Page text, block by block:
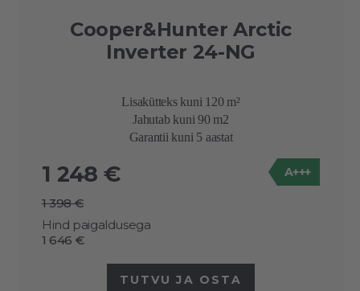
Cooper&Hunter Arctic
Inverter 24-NG
Lisakütteks kuni 120 m²
Jahutab kuni 90 m2
Garantii kuni 5 aastat
1 248 €
1 398 €
Hind paigaldusega
1 646 €
A+++
TUTVU JA OSTA